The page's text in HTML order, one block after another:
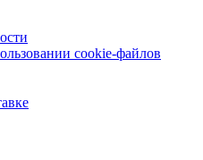
cookie-файлов